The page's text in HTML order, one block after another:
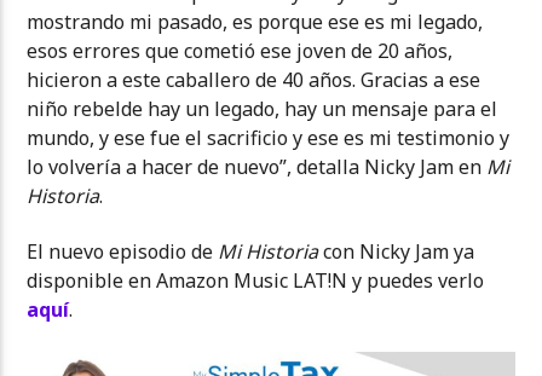
mostrando mi pasado, es porque ese es mi legado,
esos errores que cometió ese joven de 20 años,
hicieron a este caballero de 40 años. Gracias a ese
niño rebelde hay un legado, hay un mensaje para el
mundo, y ese fue el sacrificio y ese es mi testimonio y
lo volvería a hacer de nuevo”, detalla Nicky Jam en Mi
Historia.
El nuevo episodio de Mi Historiacon Nicky Jam ya
disponible en Amazon Music LAT!N y puedes verlo
aquí.